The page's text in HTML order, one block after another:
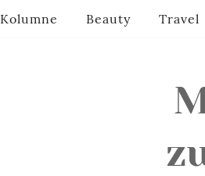
Kolumne Beauty Travel